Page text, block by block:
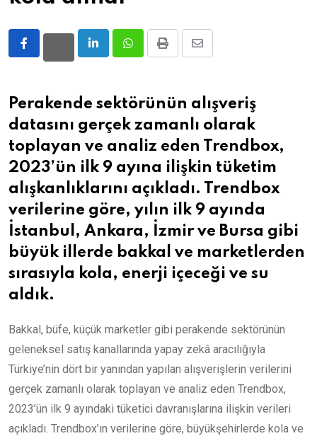
LinkedInWhatsappPrint
Share
Perakende sektörünün alışveriş
datasını gerçek zamanlı olarak
toplayan ve analiz eden Trendbox,
2023’ün ilk 9 ayına ilişkin tüketim
alışkanlıklarını açıkladı. Trendbox
verilerine göre, yılın ilk 9 ayında
İstanbul, Ankara, İzmir ve Bursa gibi
büyük illerde bakkal ve marketlerden
sırasıyla kola, enerji içeceği ve su
aldık.
Bakkal, büfe, küçük marketler gibi perakende sektörünün
geleneksel satış kanallarında yapay zekâ aracılığıyla
Türkiye’nin dört bir yanından yapılan alışverişlerin verilerini
gerçek zamanlı olarak toplayan ve analiz eden Trendbox,
2023’ün ilk 9 ayındaki tüketici davranışlarına ilişkin verileri
açıkladı. Trendbox’ın verilerine göre, büyükşehirlerde kola ve